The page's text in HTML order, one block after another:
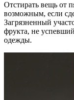
Отстирать вещь от
возможным, если
Загрязненный
фрукта, не
одежды.